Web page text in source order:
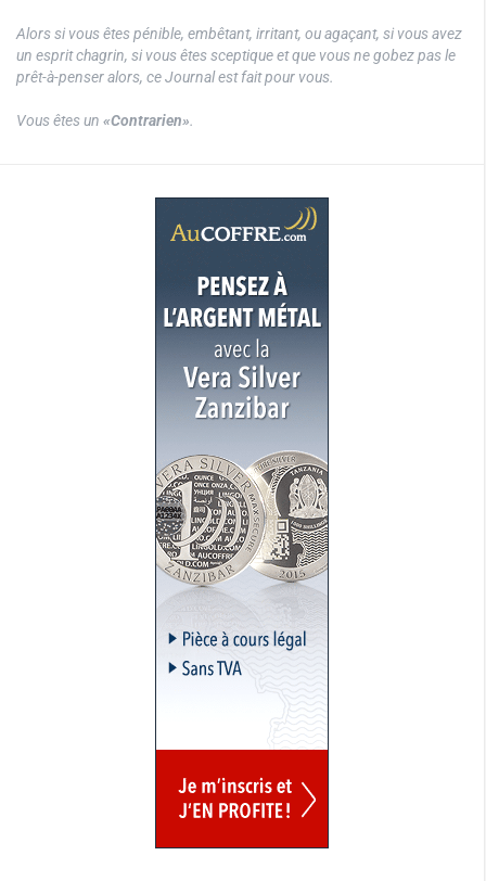
Alors si vous êtes pénible, embêtant, irritant, ou agaçant, si vous avez
un esprit chagrin, si vous êtes sceptique et que vous ne gobez pas le
prêt-à-penser alors, ce Journal est fait pour vous.
Vous êtes un «Contrarien».